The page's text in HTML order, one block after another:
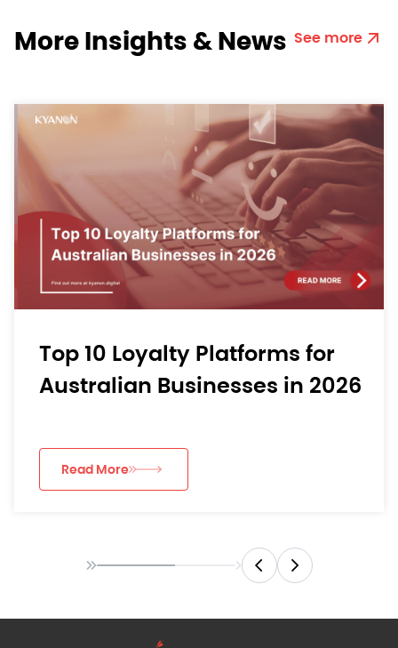
More Insights & News See more
Top 10 Loyalty Platforms for
Australian Businesses in 2026
Read More